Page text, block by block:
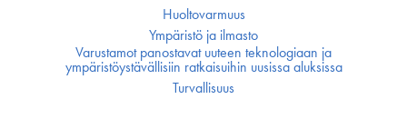
Huoltovarmuus
Ympäristö ja ilmasto
Varustamot panostavat uuteen teknologiaan ja
ympäristöystävällisiin ratkaisuihin uusissa aluksissa
Turvallisuus